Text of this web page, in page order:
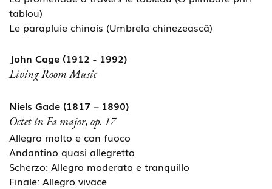
tablou)
Le parapluie chinois (Umbrela chinezească)
John Cage (1912 - 1992)
Living Room Music
Niels Gade (1817 – 1890)
Octet în Fa major, op. 17
Allegro molto e con fuoco
Andantino quasi allegretto
Scherzo: Allegro moderato e tranquillo
Finale: Allegro vivace